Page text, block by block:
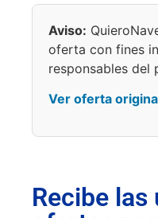
Aviso:
oferta con fines
responsables del
Ver oferta
Recibe